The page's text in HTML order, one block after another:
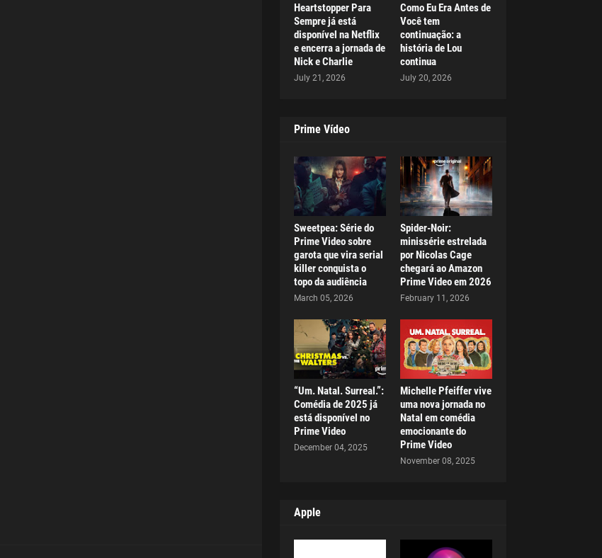
Heartstopper Para
Sempre já está
disponível na Netflix
e encerra a jornada de
Nick e Charlie
July 21, 2026
Como Eu Era Antes de
Você tem
continuação: a
história de Lou
continua
July 20, 2026
Prime Vídeo
Sweetpea: Série do
Prime Video sobre
garota que vira serial
killer conquista o
topo da audiência
March 05, 2026
Spider-Noir:
minissérie estrelada
por Nicolas Cage
chegará ao Amazon
Prime Video em 2026
February 11, 2026
“Um. Natal. Surreal.”:
Comédia de 2025 já
está disponível no
Prime Video
December 04, 2025
Michelle Pfeiffer vive
uma nova jornada no
Natal em comédia
emocionante do
Prime Video
November 08, 2025
Apple